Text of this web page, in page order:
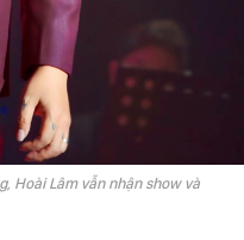
Hoài Lâm vẫn nhận show và